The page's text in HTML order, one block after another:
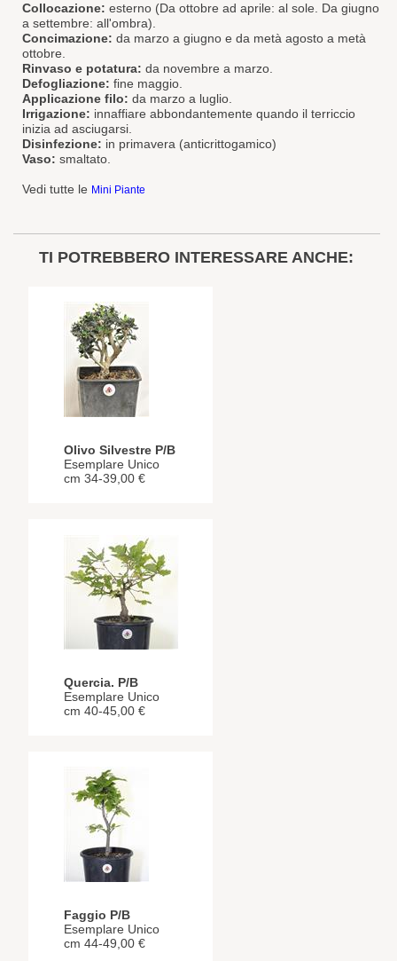
Collocazione: esterno (Da ottobre ad aprile: al sole. Da giugno
a settembre: all'ombra).
Concimazione: da marzo a giugno e da metà agosto a metà
ottobre.
Rinvaso e potatura: da novembre a marzo.
Defogliazione: fine maggio.
Applicazione filo: da marzo a luglio.
Irrigazione: innaffiare abbondantemente quando il terriccio
inizia ad asciugarsi.
Disinfezione: in primavera (anticrittogamico)
Vaso: smaltato.
Vedi tutte le Mini Piante
TI POTREBBERO INTERESSARE ANCHE:
Olivo Silvestre P/B
Esemplare Unico
cm 34-39,00 €
Quercia. P/B
Esemplare Unico
cm 40-45,00 €
Faggio P/B
Esemplare Unico
cm 44-49,00 €